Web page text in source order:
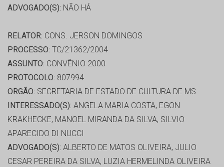
ADVOGADO(S): NÃO HÁ
RELATOR: CONS. JERSON DOMINGOS
PROCESSO: TC/21362/2004
ASSUNTO: CONVÊNIO 2000
PROTOCOLO: 807994
ORGÃO: SECRETARIA DE ESTADO DE CULTURA DE MS
INTERESSADO(S): ANGELA MARIA COSTA, EGON
KRAKHECKE, MANOEL MIRANDA DA SILVA, SILVIO
APARECIDO DI NUCCI
ADVOGADO(S): ALBERTO DE MATOS OLIVEIRA, JULIO
CESAR PEREIRA DA SILVA, LUZIA HERMELINDA OLIVEIRA